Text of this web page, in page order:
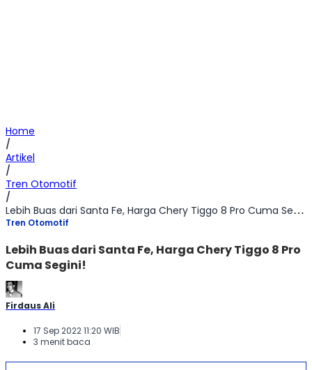
Home
/
Artikel
/
Tren Otomotif
/
Lebih Buas dari Santa Fe, Harga Chery Tiggo 8 Pro Cuma Segini!
Tren Otomotif
Lebih Buas dari Santa Fe, Harga Chery Tiggo 8 Pro
Cuma Segini!
Firdaus Ali
17 Sep 2022 11:20 WIB
3 menit baca